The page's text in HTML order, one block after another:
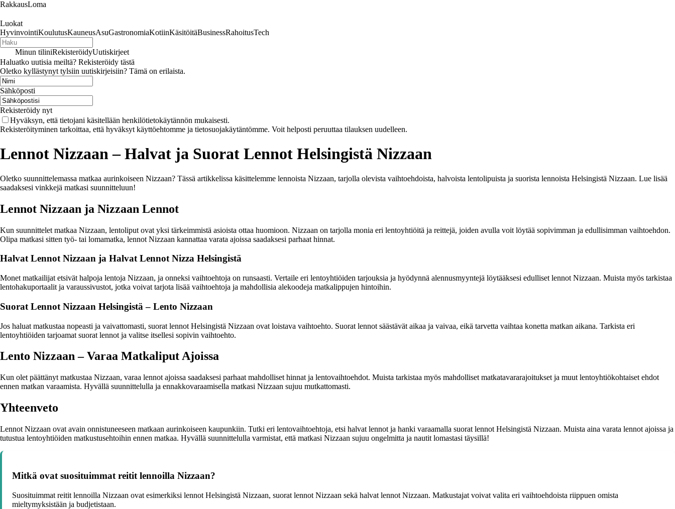
RakkausLoma
Luokat
HyvinvointiKoulutusKauneusAsuGastronomiaKotiinKäsitöitäBusinessRahoitusTech
Minun tiliniRekisteröidyUutiskirjeet
Haluatko uutisia meiltä? Rekisteröidy tästä
Oletko kyllästynyt tylsiin uutiskirjeisiin? Tämä on erilaista.
Sähköposti
Rekisteröidy nyt
Hyväksyn, että tietojani käsitellään henkilötietokäytännön mukaisesti.
Rekisteröityminen tarkoittaa, että hyväksyt käyttöehtomme ja tietosuojakäytäntömme. Voit helposti peruuttaa tilauksen uudelleen.
Lennot Nizzaan – Halvat ja Suorat Lennot Helsingistä Nizzaan
Oletko suunnittelemassa matkaa aurinkoiseen Nizzaan? Tässä artikkelissa käsittelemme lennoista Nizzaan, tarjolla olevista vaihtoehdoista, halvoista lentolipuista ja suorista lennoista Helsingistä Nizzaan. Lue lisää
saadaksesi vinkkejä matkasi suunnitteluun!
Lennot Nizzaan ja Nizzaan Lennot
Kun suunnittelet matkaa Nizzaan, lentoliput ovat yksi tärkeimmistä asioista ottaa huomioon. Nizzaan on tarjolla monia eri lentoyhtiöitä ja reittejä, joiden avulla voit löytää sopivimman ja edullisimman vaihtoehdon.
Olipa matkasi sitten työ- tai lomamatka, lennot Nizzaan kannattaa varata ajoissa saadaksesi parhaat hinnat.
Halvat Lennot Nizzaan ja Halvat Lennot Nizza Helsingistä
Monet matkailijat etsivät halpoja lentoja Nizzaan, ja onneksi vaihtoehtoja on runsaasti. Vertaile eri lentoyhtiöiden tarjouksia ja hyödynnä alennusmyyntejä löytääksesi edulliset lennot Nizzaan. Muista myös tarkistaa
lentohakuportaalit ja varaussivustot, jotka voivat tarjota lisää vaihtoehtoja ja mahdollisia alekoodeja matkalippujen hintoihin.
Suorat Lennot Nizzaan Helsingistä – Lento Nizzaan
Jos haluat matkustaa nopeasti ja vaivattomasti, suorat lennot Helsingistä Nizzaan ovat loistava vaihtoehto. Suorat lennot säästävät aikaa ja vaivaa, eikä tarvetta vaihtaa konetta matkan aikana. Tarkista eri
lentoyhtiöiden tarjoamat suorat lennot ja valitse itsellesi sopivin vaihtoehto.
Lento Nizzaan – Varaa Matkaliput Ajoissa
Kun olet päättänyt matkustaa Nizzaan, varaa lennot ajoissa saadaksesi parhaat mahdolliset hinnat ja lentovaihtoehdot. Muista tarkistaa myös mahdolliset matkatavararajoitukset ja muut lentoyhtiökohtaiset ehdot
ennen matkan varaamista. Hyvällä suunnittelulla ja ennakkovaraamisella matkasi Nizzaan sujuu mutkattomasti.
Yhteenveto
Lennot Nizzaan ovat avain onnistuneeseen matkaan aurinkoiseen kaupunkiin. Tutki eri lentovaihtoehtoja, etsi halvat lennot ja hanki varaamalla suorat lennot Helsingistä Nizzaan. Muista aina varata lennot ajoissa ja
tutustua lentoyhtiöiden matkustusehtoihin ennen matkaa. Hyvällä suunnittelulla varmistat, että matkasi Nizzaan sujuu ongelmitta ja nautit lomastasi täysillä!
Mitkä ovat suosituimmat reitit lennoilla Nizzaan?
Suosituimmat reitit lennoilla Nizzaan ovat esimerkiksi lennot Helsingistä Nizzaan, suorat lennot Nizzaan sekä halvat lennot Nizzaan. Matkustajat voivat valita eri vaihtoehdoista riippuen omista
mieltymyksistään ja budjetistaan.